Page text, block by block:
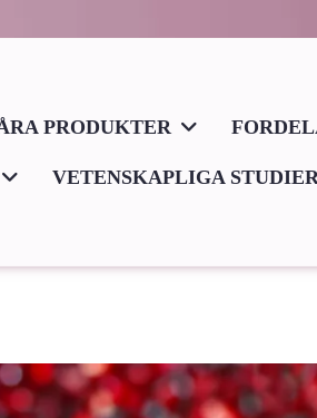
PRODUKTER
VETENSKAPLIGA